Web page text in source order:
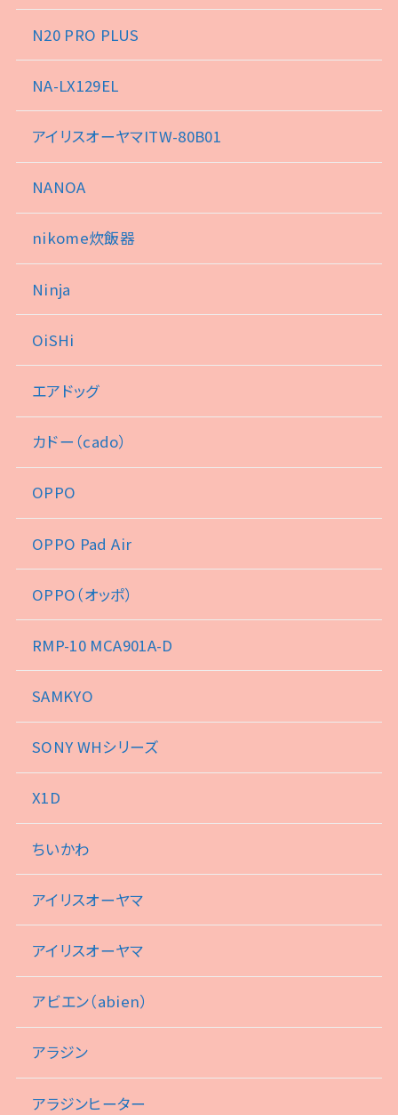
N20 PRO PLUS
NA-LX129EL
アイリスオーヤマITW-80B01
NANOA
nikome炊飯器
Ninja
OiSHi
エアドッグ
カドー（cado）
OPPO
OPPO Pad Air
OPPO（オッポ）
RMP-10 MCA901A-D
SAMKYO
SONY WHシリーズ
X1D
ちいかわ
アイリスオーヤマ
アイリスオーヤマ
アビエン（abien）
アラジン
アラジンヒーター